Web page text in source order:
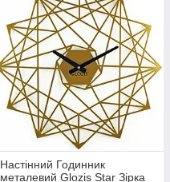
Настінний Годинник
металевий Glozis Star Зірка